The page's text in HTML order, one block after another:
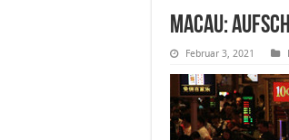
Macau:
Februar 3, 2021